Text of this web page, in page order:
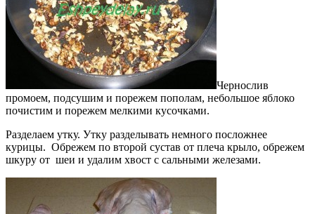
Чернослив
промоем, подсушим и порежем пополам, небольшое яблоко
почистим и порежем мелкими кусочками.
Разделаем утку. Утку разделывать немного посложнее
курицы. Обрежем по второй сустав от плеча крыло, обрежем
шкуру от шеи и удалим хвост с сальными железами.